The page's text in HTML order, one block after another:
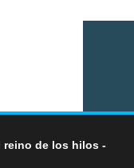
reino de los hilos -